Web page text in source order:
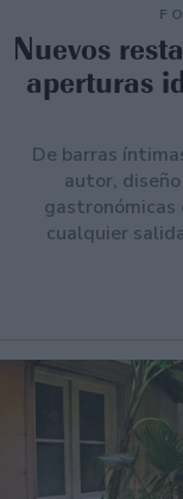
Nuevos
aperturas
De barras
autor,
gastronómicas
cualquier